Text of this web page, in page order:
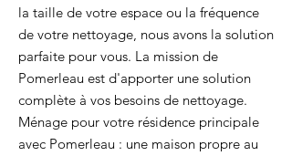
la taille de votre espace ou la fréquence
de votre nettoyage, nous avons la solution
parfaite pour vous. La mission de
Pomerleau est d'apporter une solution
complète à vos besoins de nettoyage.
Ménage pour votre résidence principale
avec Pomerleau : une maison propre au